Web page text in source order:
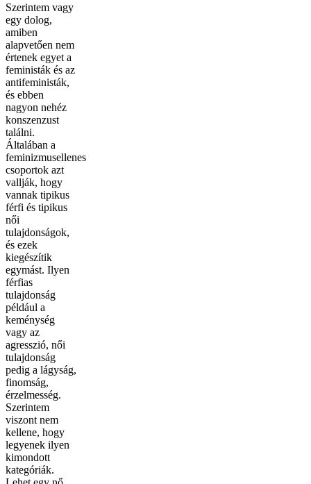
Szerintem vagy
egy dolog,
amiben
alapvetően nem
értenek egyet a
feministák és az
antifeministák,
és ebben
nagyon nehéz
konszenzust
találni.
Általában a
feminizmusellenes
csoportok azt
vallják, hogy
vannak tipikus
férfi és tipikus
női
tulajdonságok,
és ezek
kiegészítik
egymást. Ilyen
férfias
tulajdonság
például a
keménység
vagy az
agresszió, női
tulajdonság
pedig a lágyság,
finomság,
érzelmesség.
Szerintem
viszont nem
kellene, hogy
legyenek ilyen
kimondott
kategóriák.